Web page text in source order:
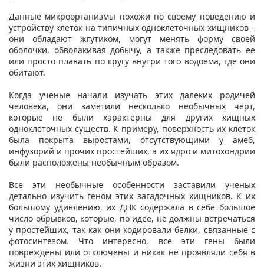
Данные микроорганизмы похожи по своему поведению и
устройству клеток на типичных одноклеточных хищников –
они обладают жгутиком, могут менять форму своей
оболочки, обволакивая добычу, а также преследовать ее
или просто плавать по кругу внутри того водоема, где они
обитают.
Когда ученые начали изучать этих далеких родичей
человека, они заметили несколько необычных черт,
которые не были характерны для других хищных
одноклеточных существ. К примеру, поверхность их клеток
была покрыта выростами, отсутствующими у амеб,
инфузорий и прочих простейших, а их ядро и митохондрии
были расположены необычным образом.
Все эти необычные особенности заставили ученых
детально изучить геном этих загадочных хищников. К их
большому удивлению, их ДНК содержала в себе большое
число обрывков, которые, по идее, не должны встречаться
у простейших, так как они кодировали белки, связанные с
фотосинтезом. Что интересно, все эти гены были
повреждены или отключены и никак не проявляли себя в
жизни этих хищников.